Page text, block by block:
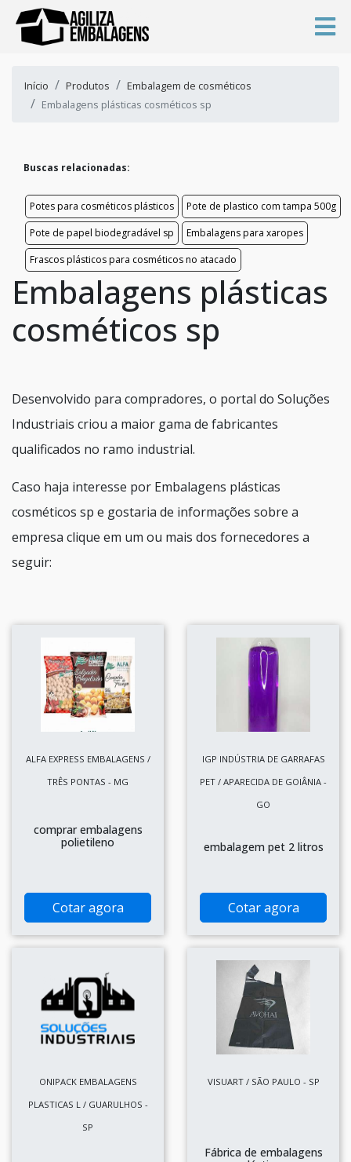
Início Produtos
Embalagem de cosméticos
Embalagens plásticas cosméticos sp
Buscas relacionadas:
Potes para cosméticos plásticos
Pote de plastico com tampa 500g
Pote de papel biodegradável sp
Embalagens para xaropes
Frascos plásticos para cosméticos no atacado
Embalagens plásticas
cosméticos sp
Desenvolvido para compradores, o portal do Soluções
Industriais criou a maior gama de fabricantes
qualificados no ramo industrial.
Caso haja interesse por Embalagens plásticas
cosméticos sp e gostaria de informações sobre a
empresa clique em um ou mais dos fornecedores a
seguir:
ALFA EXPRESS EMBALAGENS /
TRÊS PONTAS - MG
comprar embalagens
polietileno
Cotar agora
IGP INDÚSTRIA DE GARRAFAS
PET / APARECIDA DE GOIÂNIA -
GO
embalagem pet 2 litros
Cotar agora
ONIPACK EMBALAGENS
PLASTICAS L / GUARULHOS -
SP
VISUART / SÃO PAULO - SP
Fábrica de embalagens